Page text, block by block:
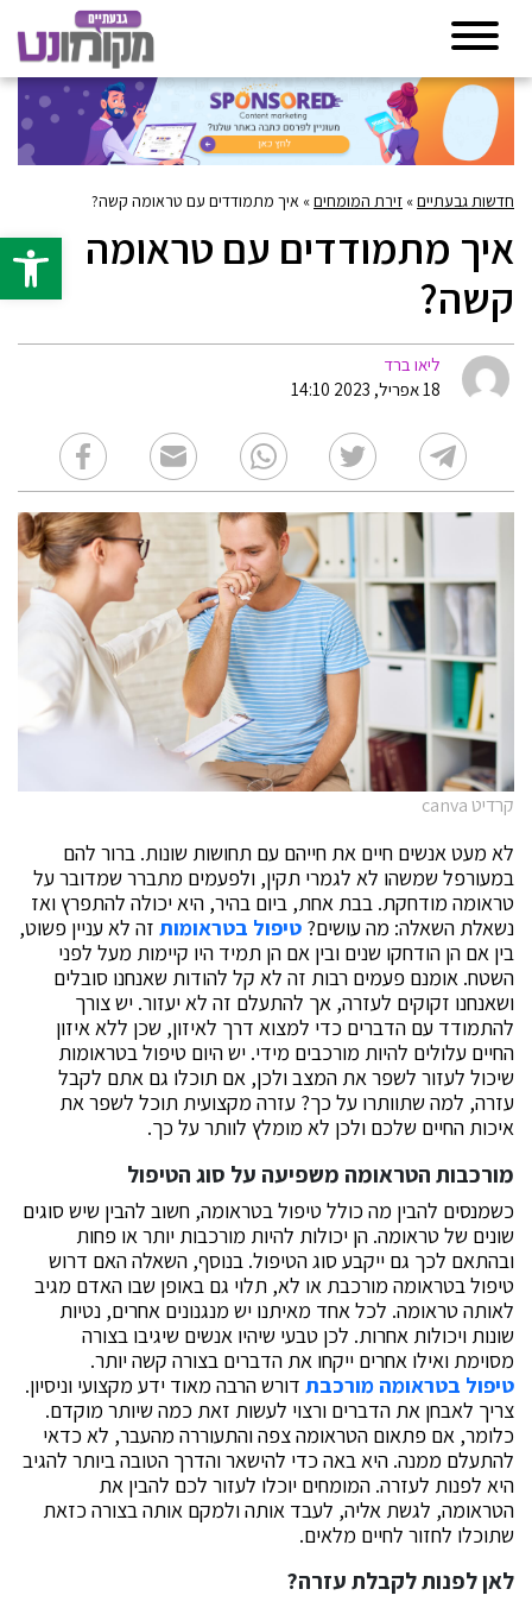
פתח
חדשות גבעתיים» זירת המומחים» איך מתמודדים עם טראומה קשה?
איך מתמודדים עם טראומה
קשה?
ליאו ברד
18 אפריל, 2023 14:10
קרדיט canva
לא מעט אנשים חיים את חייהם עם תחושות שונות. ברור להם
במעורפל שמשהו לא לגמרי תקין, ולפעמים מתברר שמדובר על
טראומה מודחקת. בבת אחת, ביום בהיר, היא יכולה להתפרץ ואז
נשאלת השאלה: מה עושים? טיפול בטראומות זה לא עניין פשוט,
בין אם הן הודחקו שנים ובין אם הן תמיד היו קיימות מעל לפני
השטח. אומנם פעמים רבות זה לא קל להודות שאנחנו סובלים
ושאנחנו זקוקים לעזרה, אך להתעלם זה לא יעזור. יש צורך
להתמודד עם הדברים כדי למצוא דרך לאיזון, שכן ללא איזון
החיים עלולים להיות מורכבים מידי. יש היום טיפול בטראומות
שיכול לעזור לשפר את המצב ולכן, אם תוכלו גם אתם לקבל
עזרה, למה שתוותרו על כך? עזרה מקצועית תוכל לשפר את
איכות החיים שלכם ולכן לא מומלץ לוותר על כך.
מורכבות הטראומה משפיעה על סוג הטיפול
כשמנסים להבין מה כולל טיפול בטראומה, חשוב להבין שיש סוגים
שונים של טראומה. הן יכולות להיות מורכבות יותר או פחות
ובהתאם לכך גם ייקבע סוג הטיפול. בנוסף, השאלה האם דרוש
טיפול בטראומה מורכבת או לא, תלוי גם באופן שבו האדם מגיב
לאותה טראומה. לכל אחד מאיתנו יש מנגנונים אחרים, נטיות
שונות ויכולות אחרות. לכן טבעי שיהיו אנשים שיגיבו בצורה
מסוימת ואילו אחרים ייקחו את הדברים בצורה קשה יותר.
טיפול בטראומה מורכבת דורש הרבה מאוד ידע מקצועי וניסיון.
צריך לאבחן את הדברים ורצוי לעשות זאת כמה שיותר מוקדם.
כלומר, אם פתאום הטראומה צפה והתעוררה מהעבר, לא כדאי
להתעלם ממנה. היא באה כדי להישאר והדרך הטובה ביותר להגיב
היא לפנות לעזרה. המומחים יוכלו לעזור לכם להבין את
הטראומה, לגשת אליה, לעבד אותה ולמקם אותה בצורה כזאת
שתוכלו לחזור לחיים מלאים.
לאן לפנות לקבלת עזרה?